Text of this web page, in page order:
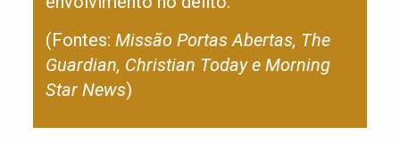
(Fontes: Missão Portas Abertas, The
Guardian, Christian Today e Morning
Star News)